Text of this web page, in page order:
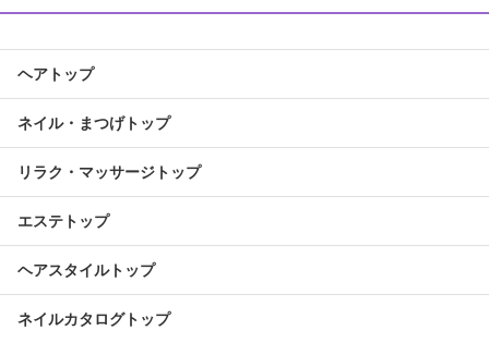
ヘアトップ
ネイル・まつげトップ
リラク・マッサージトップ
エステトップ
ヘアスタイルトップ
ネイルカタログトップ